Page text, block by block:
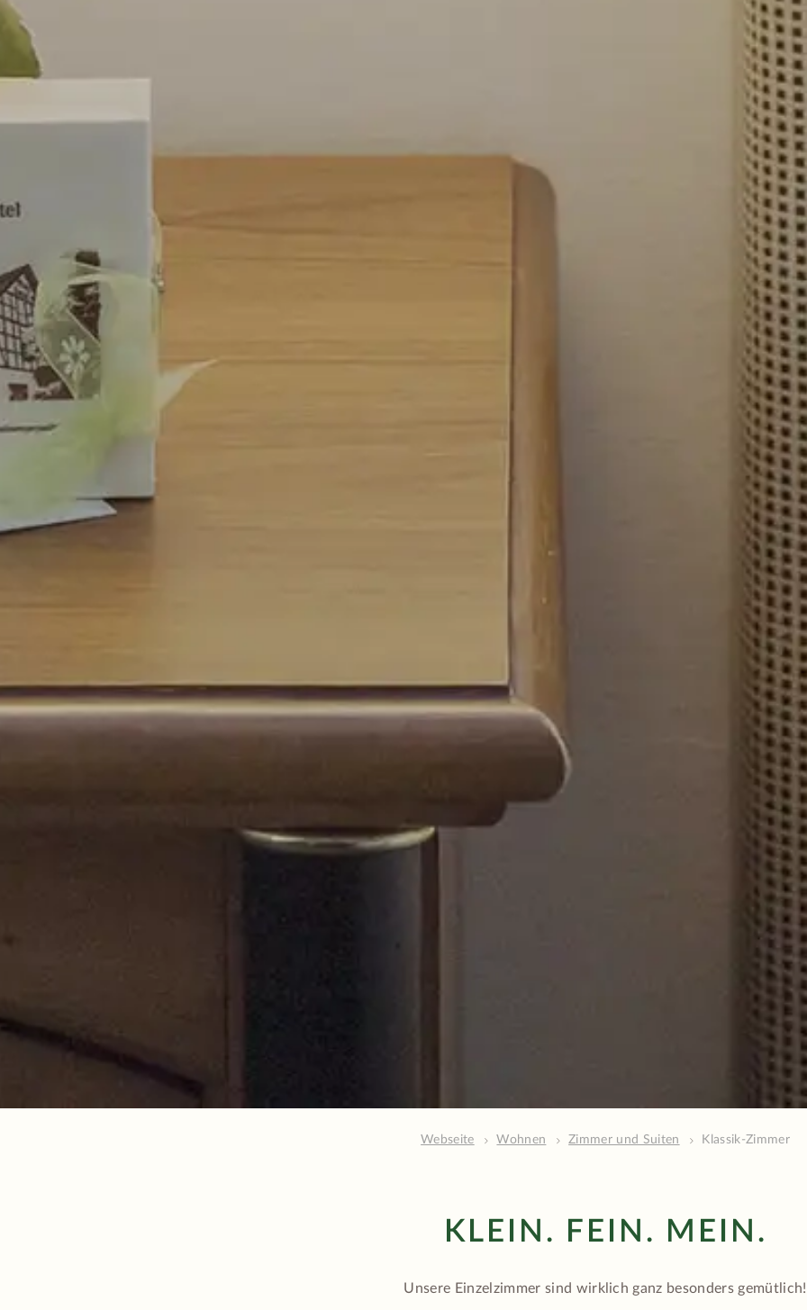
Webseite Wohnen Zimmer und Suiten Klassik-Zimmer
KLEIN. FEIN. MEIN.
Unsere Einzelzimmer sind wirklich ganz besonders gemütlich!